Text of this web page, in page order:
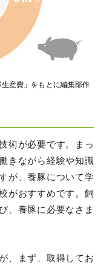
産費」をもとに編集部作
術が必要です。まっ
きながら経験や知識
が、養豚について学
がおすすめです。飼
、養豚に必要なさま
、まず、取得してお